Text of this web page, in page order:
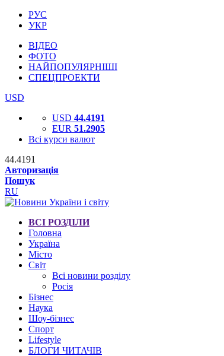
РУС
УКР
ВІДЕО
ФОТО
НАЙПОПУЛЯРНІШІ
СПЕЦПРОЕКТИ
USD
USD 44.4191
EUR 51.2905
Всі курси валют
44.4191
Авторизація
Пошук
RU
ВСІ РОЗДІЛИ
Головна
Україна
Місто
Світ
Всі новини розділу
Росія
Бізнес
Наука
Шоу-бізнес
Спорт
Lifestyle
БЛОГИ ЧИТАЧІВ